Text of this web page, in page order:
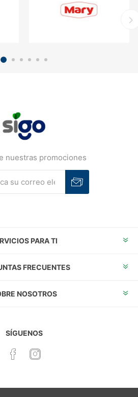
nuestras promociones
PARA TI
FRECUENTES
NOSOTROS
SÍGUENOS